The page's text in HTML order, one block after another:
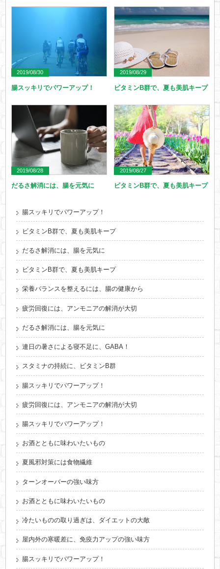
2019/08/30
腸スッキリでパワーアップ！
2019/08/29
ビタミンB群で、夏も美肌キープ
2019/08/28
だるさ解消には、腸を元気に
2019/08/27
ビタミンB群で、夏も美肌キープ
腸スッキリでパワーアップ！
ビタミンB群で、夏も美肌キープ
だるさ解消には、腸を元気に
ビタミンB群で、夏も美肌キープ
栄養バランスを整えるには、腸の健康から
疲労回復には、アンモニアの解消が大切
だるさ解消には、腸を元気に
連日の暑さによる寝不足に、GABA！
スタミナの持続に、ビタミンB群
腸スッキリでパワーアップ！
疲労回復には、アンモニアの解消が大切
腸スッキリでパワーアップ！
お酒とともに味わいたいもの
夏風邪対策には食物繊維
ターンオーバーの強い味方
お酒とともに味わいたいもの
冷たいものの取り過ぎは、ダイエットの大敵
屋内外の寒暖差に、免疫力アップの強い味方
腸スッキリでパワーアップ！